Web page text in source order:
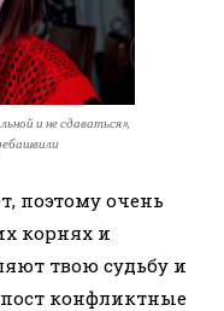
и не сдаваться»,
поэтому очень
корнях и
твою судьбу и
конфликтные